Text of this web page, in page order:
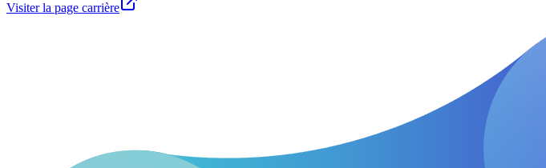
Visiter la page carrière